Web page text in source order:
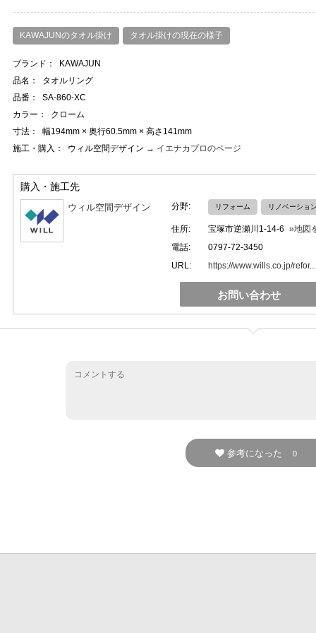
KAWAJUNのタオル掛け タオル掛けの現在の様子
ブランド：
KAWAJUN
品名：
タオルリング
品番：
SA-860-XC
カラー：
クローム
寸法：
幅194mm × 奥行60.5mm × 高さ141mm
施工・購入：
ウィル空間デザイン → イエナカプロのページ
購入・施工先
ウィル空間デザイン 分野: リフォーム リノベーショ
住所: 宝塚市逆瀬川1-14-6 »地図
電話:
0797-72-3450
URL:
https://www.wills.co.jp/refor...
お問い合わせ
参考になった 0